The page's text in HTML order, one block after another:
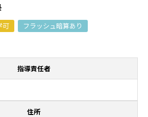
可 フラッシュ暗算あり
指導責任者
住所